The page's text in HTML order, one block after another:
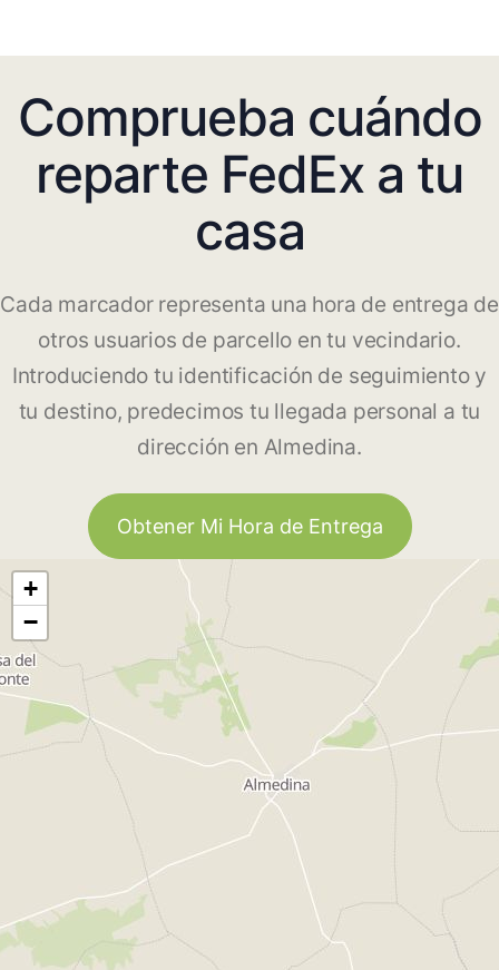
Comprueba cuándo
reparte FedEx a tu
casa
Cada marcador representa una hora de entrega de
otros usuarios de parcello en tu vecindario.
Introduciendo tu identificación de seguimiento y
tu destino, predecimos tu llegada personal a tu
dirección en Almedina.
Obtener Mi Hora de Entrega
+
−